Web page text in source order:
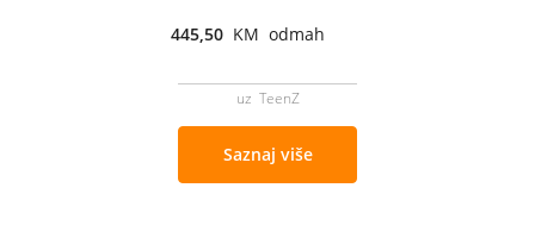
445,50 KM odmah
uz TeenZ
Saznaj više